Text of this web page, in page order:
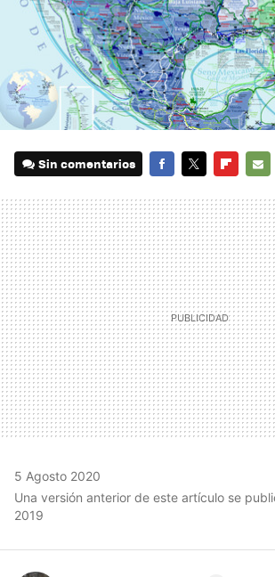
Sin comentarios
MAIL
5 Agosto 2020
Una versión anterior de este artículo se
2019